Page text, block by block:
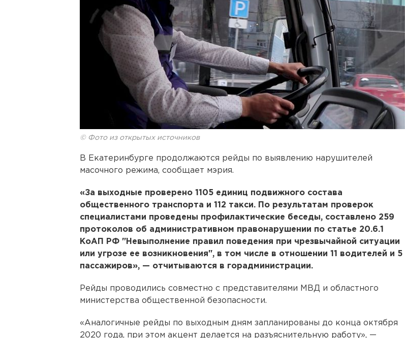
© Фото из открытых источников
В Екатеринбурге продолжаются рейды по выявлению нарушителей
масочного режима, сообщает мэрия.
«За выходные проверено 1105 единиц подвижного состава
общественного транспорта и 112 такси. По результатам проверок
специалистами проведены профилактические беседы, составлено 259
протоколов об административном правонарушении по статье 20.6.1
КоАП РФ "Невыполнение правил поведения при чрезвычайной ситуации
или угрозе ее возникновения", в том числе в отношении 11 водителей и 5
пассажиров», — отчитываются в горадминистрации.
Рейды проводились совместно с представителями МВД и областного
министерства общественной безопасности.
«Аналогичные рейды по выходным дням запланированы до конца октября
2020 года, при этом акцент делается на разъяснительную работу», —